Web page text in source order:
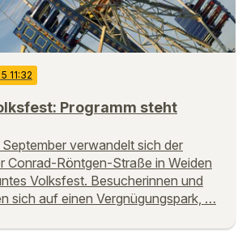
11:32
Programm steht
September verwandelt sich der
Conrad-Röntgen-Straße in Weiden
Volksfest. Besucherinnen und
sich auf einen Vergnügungspark, …